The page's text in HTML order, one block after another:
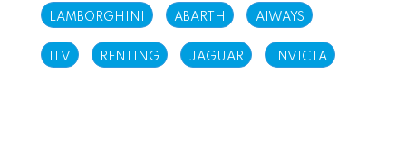
LAMBORGHINI ABARTH AIWAYS
ITV RENTING JAGUAR INVICTA